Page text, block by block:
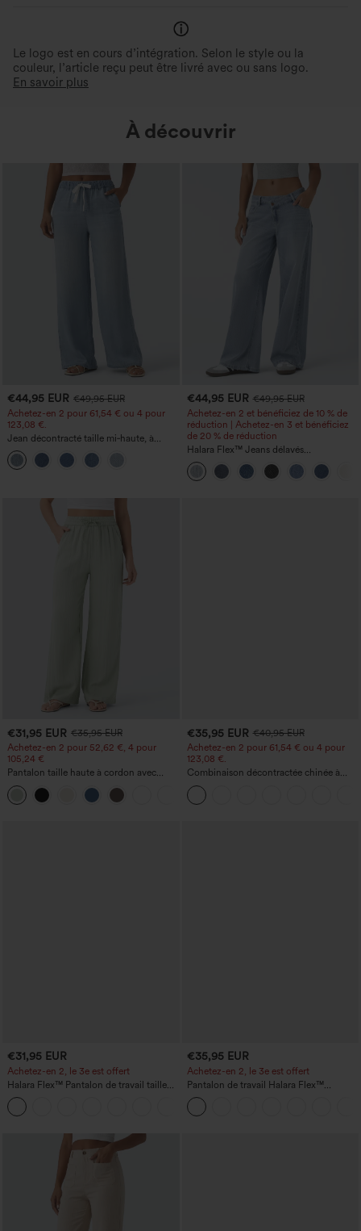
Le logo est en cours d’intégration. Selon le style ou la
couleur, l’article reçu peut être livré avec ou sans logo.
En savoir plus
À découvrir
€44,95 EUR €49,95 EUR
Achetez-en 2 pour 61,54 € ou 4 pour
123,08 €.
Jean décontracté taille mi‑haute, à
cordon de serrage, avec poches
€44,95 EUR €49,95 EUR
Achetez-en 2 et bénéficiez de 10 % de
réduction | Achetez-en 3 et bénéficiez
de 20 % de réduction
Halara Flex™ Jeans délavés
décontractés, coupe baggy à jambe
large, taille basse asymétrique, poches
zippées
€31,95 EUR €35,95 EUR
Achetez-en 2 pour 52,62 €, 4 pour
105,24 €
Pantalon taille haute à cordon avec
poches, jambe large et coupe ample,
style décontracté, effet lin
€35,95 EUR €40,95 EUR
Achetez-en 2 pour 61,54 € ou 4 pour
123,08 €.
Combinaison décontractée chinée à
bretelles réglables, fronces et jambes
larges, avec poches — facile comme
tout
€31,95 EUR
Achetez-en 2, le 3e est offert
Halara Flex™ Pantalon de travail taille
haute avec poche latérale arrière et
légère coupe évasée
€35,95 EUR
Achetez-en 2, le 3e est offert
Pantalon de travail Halara Flex™
DayStretch à taille haute, avec poches et
coupe droite